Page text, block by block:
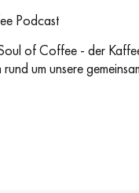
Podcast
of Coffee - der
rund um unsere